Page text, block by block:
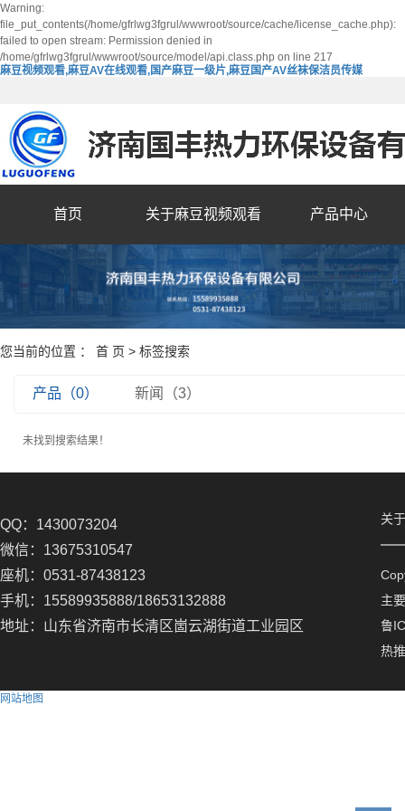
Warning:
file_put_contents(/home/gfrlwg3fgrul/wwwroot/source/cache/license_cache.php):
failed to open stream: Permission denied in
/home/gfrlwg3fgrul/wwwroot/source/model/api.class.php on line 217
麻豆视频观看,麻豆AV在线观看,国产麻豆一级片,麻豆国产AV丝袜保洁员传媒
首页 关于麻豆视频观看 产品中心
您当前的位置 ： 首 页 > 标签搜索
产品（0） 新闻（3）
未找到搜索结果！
QQ：1430073204
微信：13675310547
座机：0531-87438123
手机：15589935888/18653132888
地址：山东省济南市长清区崮云湖街道工业园区
关
主
鲁
热
网站地图